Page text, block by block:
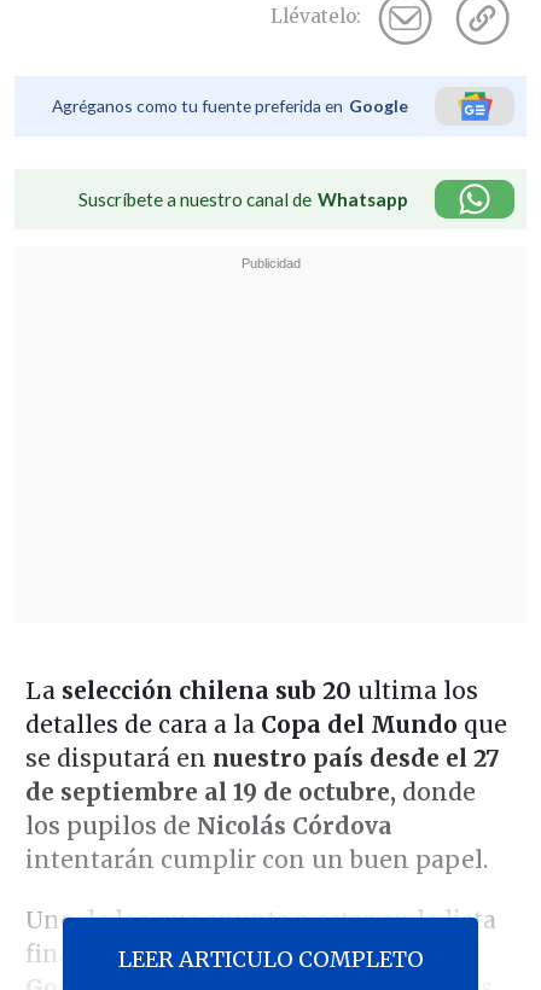
Llévatelo:
Agréganos como tu fuente preferida en Google
Suscríbete a nuestro canal de Whatsapp
La selección chilena sub 20 ultima los
detalles de cara a la Copa del Mundo que
se disputará en nuestro país desde el 27
de septiembre al 19 de octubre, donde
los pupilos de Nicolás Córdova
intentarán cumplir con un buen papel.
Uno de los que apunta a estar en la lista
final del estratego nacionalRodrigo
LEER ARTICULO COMPLETO